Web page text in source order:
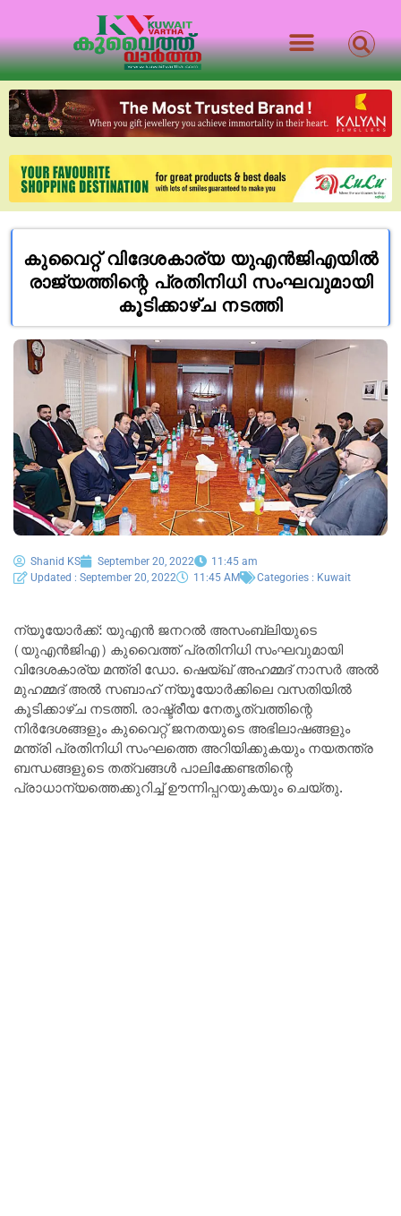
കുവൈറ്റ് വിദേശകാര്യ യുഎൻജിഎയിൽ
രാജ്യത്തിന്റെ പ്രതിനിധി സംഘവുമായി
കൂടിക്കാഴ്ച നടത്തി
Shanid KS September 20, 2022
11:45 am
Updated : September 20, 2022
11:45 AM Categories : Kuwait
ന്യൂയോർക്ക്: യുഎൻ ജനറൽ അസംബ്ലിയുടെ
(യുഎൻജിഎ) കുവൈത്ത് പ്രതിനിധി സംഘവുമായി
വിദേശകാര്യ മന്ത്രി ഡോ. ഷെയ്ഖ് അഹമ്മദ് നാസർ അൽ
മുഹമ്മദ് അൽ സബാഹ് ന്യൂയോർക്കിലെ വസതിയിൽ
കൂടിക്കാഴ്ച നടത്തി. രാഷ്ട്രീയ നേതൃത്വത്തിന്റെ
നിർദേശങ്ങളും കുവൈറ്റ് ജനതയുടെ അഭിലാഷങ്ങളും
മന്ത്രി പ്രതിനിധി സംഘത്തെ അറിയിക്കുകയും നയതന്ത്ര
ബന്ധങ്ങളുടെ തത്വങ്ങൾ പാലിക്കേണ്ടതിന്റെ
പ്രാധാന്യത്തെക്കുറിച്ച് ഊന്നിപ്പറയുകയും ചെയ്തു.